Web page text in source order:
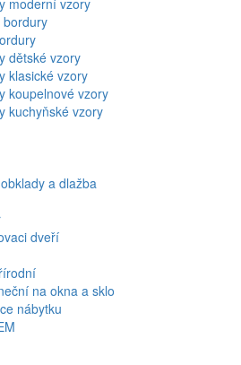
moderní vzory
bordury
dětské vzory
klasické vzory
koupelnové vzory
kuchyňské vzory
a dlažba
dveří
na okna a sklo
nábytku